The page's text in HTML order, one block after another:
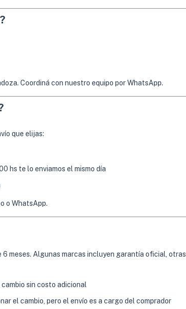
Coordiná con nuestro equipo por WhatsApp.
que elijas:
hs te lo enviamos el mismo día
o WhatsApp.
meses. Algunas marcas incluyen garantía oficial, otras
sin costo adicional
el cambio, pero el envío es a cargo del comprador